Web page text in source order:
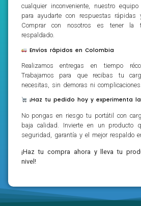
cualquier inconveniente, nuestro
para ayudarte con respuestas rápidas
Comprar con nosotros es tener la
respaldado.
Envíos rápidos en Colombia
Realizamos entregas en tiempo
Trabajamos para que recibas tu
necesitas, sin demoras ni complicaciones.
¡Haz tu pedido hoy y experimenta
No pongas en riesgo tu portátil con
baja calidad. Invierte en un producto
seguridad, garantía y el mejor respaldo
¡Haz tu compra ahora y lleva tu
nivel!